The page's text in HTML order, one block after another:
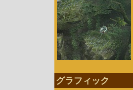
グラフィック